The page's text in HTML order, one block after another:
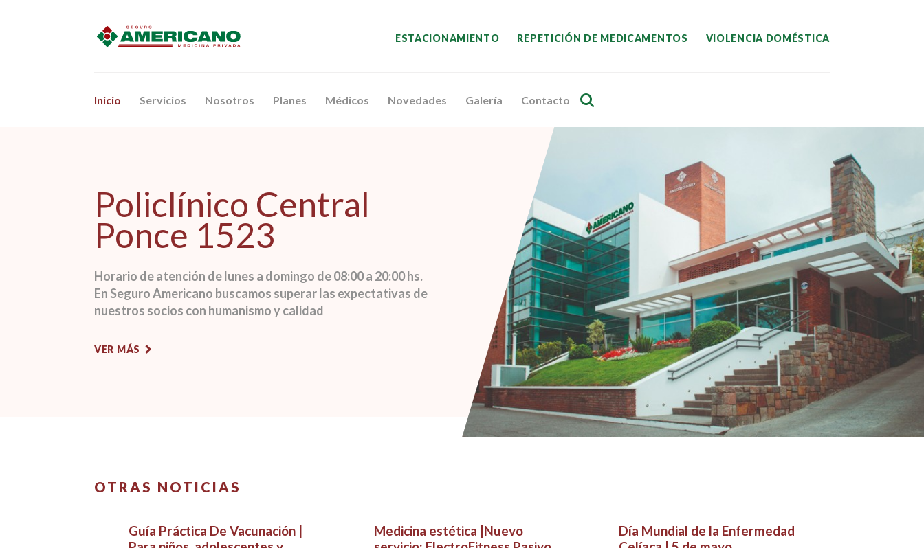
ESTACIONAMIENTO REPETICIÓN DE MEDICAMENTOS VIOLENCIA DOMÉSTICA
Inicio Servicios Nosotros Planes Médicos Novedades Galería Contacto
Policlínico Central
Ponce 1523
Horario de atención de lunes a domingo de 08:00 a 20:00 hs.
En Seguro Americano buscamos superar las expectativas de
nuestros socios con humanismo y calidad
VER MÁS
OTRAS NOTICIAS
Guía Práctica De Vacunación |
Medicina estética |Nuevo
Día Mundial de la Enfermedad